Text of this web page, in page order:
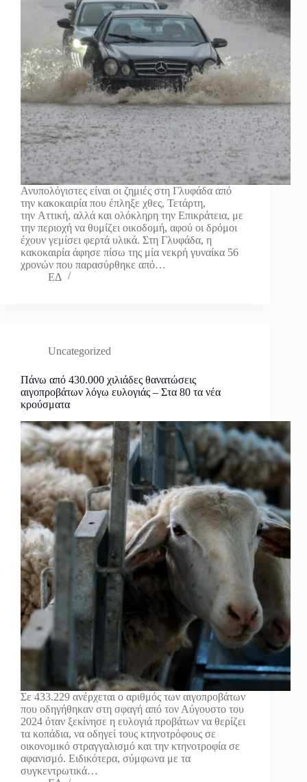
Ανυπολόγιστες είναι οι ζημιές στη Γλυφάδα από
την κακοκαιρία που έπληξε χθες, Τετάρτη,
την Αττική, αλλά και ολόκληρη την Επικράτεια, με
την περιοχή να θυμίζει οικοδομή, αφού οι δρόμοι
έχουν γεμίσει φερτά υλικά. Στη Γλυφάδα, η
κακοκαιρία άφησε πίσω της μία νεκρή γυναίκα 56
χρονών που παρασύρθηκε από…
ΕΔ
Uncategorized
Πάνω από 430.000 χιλιάδες θανατώσεις
αιγοπροβάτων λόγω ευλογιάς – Στα 80 τα νέα
κρούσματα
Σε 433.229 ανέρχεται ο αριθμός των αιγοπροβάτων
που οδηγήθηκαν στη σφαγή από τον Αύγουστο του
2024 όταν ξεκίνησε η ευλογιά προβάτων να θερίζει
τα κοπάδια, να οδηγεί τους κτηνοτρόφους σε
οικονομικό στραγγαλισμό και την κτηνοτροφία σε
αφανισμό. Ειδικότερα, σύμφωνα με τα
συγκεντρωτικά…